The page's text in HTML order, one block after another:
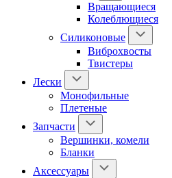
Вращающиеся
Колеблющиеся
Силиконовые
Виброхвосты
Твистеры
Лески
Монофильные
Плетеные
Запчасти
Вершинки, комели
Бланки
Аксессуары